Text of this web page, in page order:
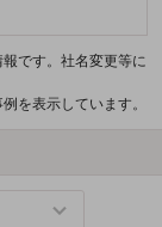
です。社名変更等に
を表示しています。